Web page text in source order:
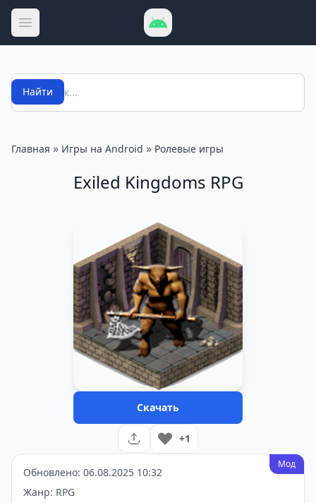
Открыть меню
Поиск
Найти
Главная » Игры на Android » Ролевые игры
Exiled Kingdoms RPG
Скачать
+1
Мод
Обновлено: 06.08.2025 10:32
Жанр: RPG